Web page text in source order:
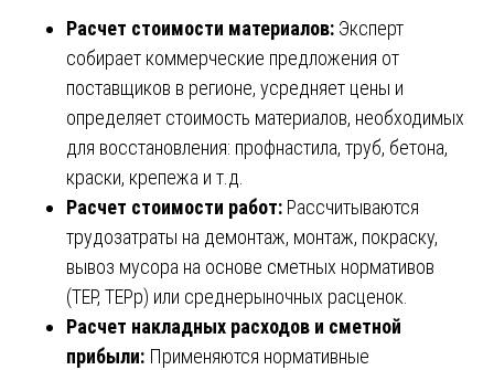
Расчет стоимости материалов: Эксперт
собирает коммерческие предложения от
поставщиков в регионе, усредняет цены и
определяет стоимость материалов, необходимых
для восстановления: профнастила, труб, бетона,
краски, крепежа и т.д.
Расчет стоимости работ: Рассчитываются
трудозатраты на демонтаж, монтаж, покраску,
вывоз мусора на основе сметных нормативов
(ТЕР, ТЕРр) или среднерыночных расценок.
Расчет накладных расходов и сметной
прибыли: Применяются нормативные